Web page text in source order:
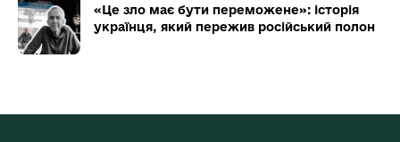
«Це зло має бути переможене»: історія
українця, який пережив російський полон